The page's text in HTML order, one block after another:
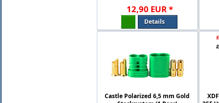
12,90 EUR*
Details
Castle Polarized 6,5 mm Gold